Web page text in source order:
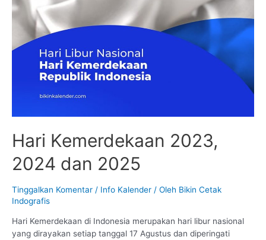
Hari Kemerdekaan 2023,
2024 dan 2025
Tinggalkan Komentar / Info Kalender / Oleh Bikin Cetak
Indografis
Hari Kemerdekaan di Indonesia merupakan hari libur nasional
yang dirayakan setiap tanggal 17 Agustus dan diperingati